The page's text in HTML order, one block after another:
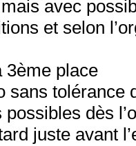
avec
et selon
3ème place
sans tolérance
dès
juste avant